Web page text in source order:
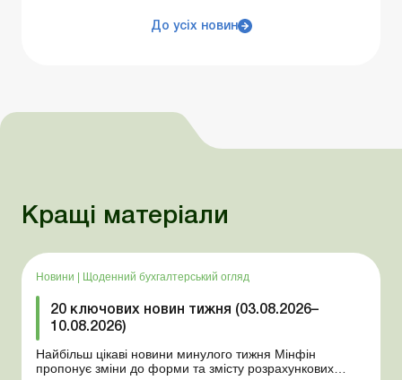
До усіх новин
Кращі матеріали
Новини | Щоденний бухгалтерський огляд
20 ключових новин тижня (03.08.2026–
10.08.2026)
Найбільш цікаві новини минулого тижня Мінфін
пропонує зміни до форми та змісту розрахункових